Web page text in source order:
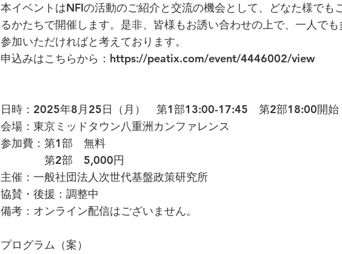
本イベントはNFIの活動のご紹介と交流の機会として、どなた様でも
るかたちで開催します。是非、皆様もお誘い合わせの上で、一人で
参加いただければと考えております。
申込みはこちらから： https://peatix.com/event/4446002/view
日時：2025年8月25日（月） 第1部13:00-17:45 第2部18:00開始
会場：東京ミッドタウン八重洲カンファレンス
参加費：第1部 無料
第2部 5,000円
主催：一般社団法人次世代基盤政策研究所
協賛・後援：調整中
備考：オンライン配信はございません。
プログラム（案）